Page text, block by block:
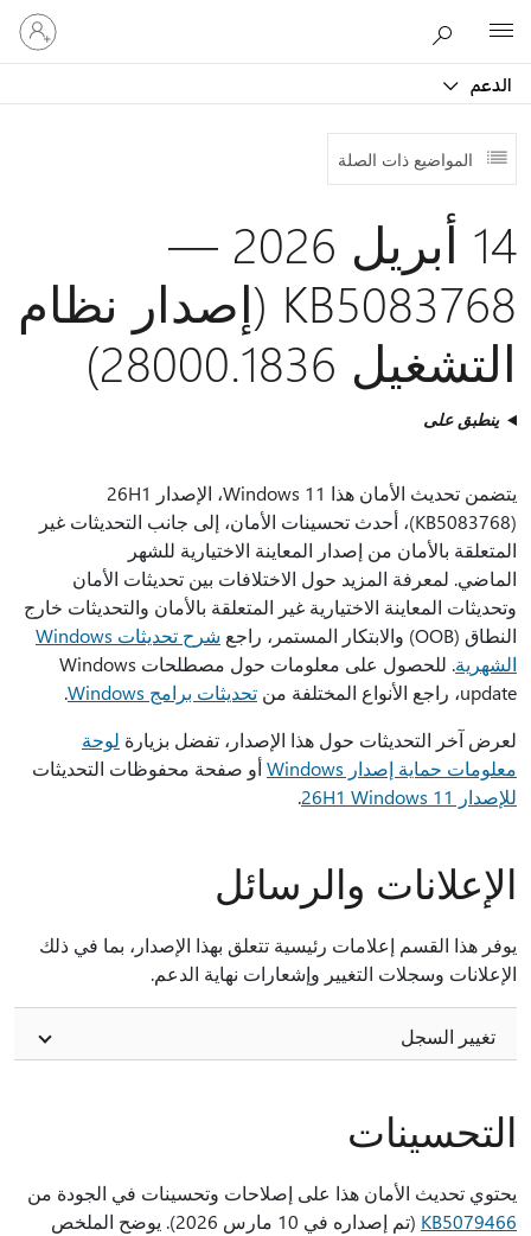
الدعم
تسجيل
الدخول
إلى
المواضيع ذات الصلة
14 أبريل 2026 —
KB5083768 (إصدار نظام
التشغيل 28000.1836)
ينطبق على
يتضمن تحديث الأمان هذا Windows 11، الإصدار 26H1
(KB5083768)، أحدث تحسينات الأمان، إلى جانب التحديثات غير
المتعلقة بالأمان من إصدار المعاينة الاختيارية للشهر
الماضي. لمعرفة المزيد حول الاختلافات بين تحديثات الأمان
وتحديثات المعاينة الاختيارية غير المتعلقة بالأمان والتحديثات خارج
النطاق (OOB) والابتكار المستمر، راجع
شرح تحديثات Windows
الشهرية
. للحصول على معلومات حول مصطلحات Windows
update، راجع الأنواع المختلفة من
تحديثات برامج Windows
.
لعرض آخر التحديثات حول هذا الإصدار، تفضل بزيارة لوحة
معلومات حماية إصدار Windows
أو صفحة محفوظات التحديثات
للإصدار 26H1 Windows 11
.
الإعلانات والرسائل
يوفر هذا القسم إعلامات رئيسية تتعلق بهذا الإصدار، بما في ذلك
الإعلانات وسجلات التغيير وإشعارات نهاية الدعم.
تغيير السجل
التحسينات
يحتوي تحديث الأمان هذا على إصلاحات وتحسينات في الجودة من
KB5079466
(تم إصداره في 10 مارس 2026). يوضح الملخص